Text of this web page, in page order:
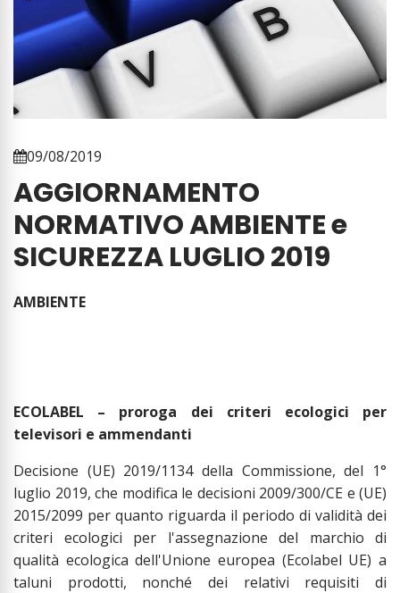
09/08/2019
AGGIORNAMENTO
NORMATIVO AMBIENTE e
SICUREZZA LUGLIO 2019
AMBIENTE
ECOLABEL – proroga dei criteri ecologici per
televisori e ammendanti
Decisione (UE) 2019/1134 della Commissione, del 1°
luglio 2019, che modifica le decisioni 2009/300/CE e (UE)
2015/2099 per quanto riguarda il periodo di validità dei
criteri ecologici per l'assegnazione del marchio di
qualità ecologica dell'Unione europea (Ecolabel UE) a
taluni prodotti, nonché dei relativi requisiti di